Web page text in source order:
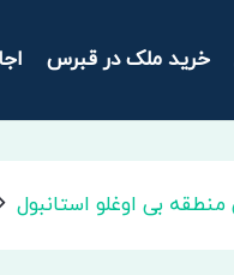
خرید ملک در قبرس
بی اوغلو استانبول